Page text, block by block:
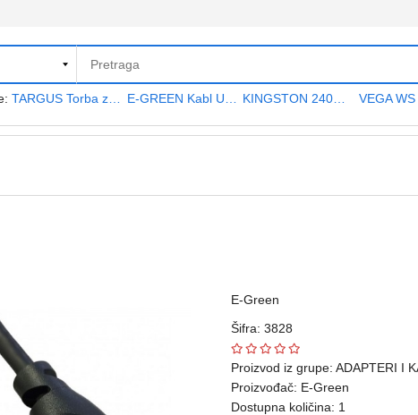
TARGUS Torba za notebook 15.6" TAR300
E-Green
Šifra: 3828
Proizvod iz grupe: ADAPTERI I
Proizvođač: E-Green
Dostupna količina: 1